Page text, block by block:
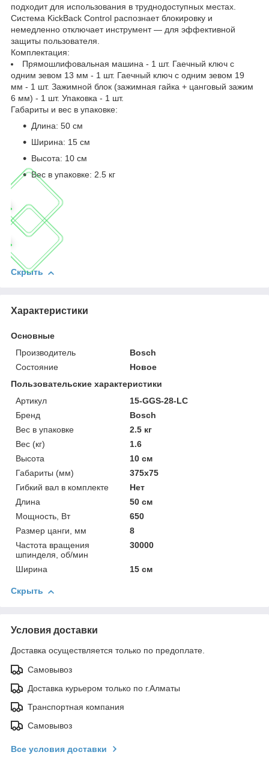
подходит для использования в труднодоступных местах.
Система KickBack Control распознает блокировку и
немедленно отключает инструмент — для эффективной
защиты пользователя.
Комплектация:
Прямошлифовальная машина - 1 шт. Гаечный ключ с
одним зевом 13 мм - 1 шт. Гаечный ключ с одним зевом 19
мм - 1 шт. Зажимной блок (зажимная гайка + цанговый зажим
6 мм) - 1 шт. Упаковка - 1 шт.
Габариты и вес в упаковке:
Длина: 50 см
Ширина: 15 см
Высота: 10 см
Вес в упаковке: 2.5 кг
Скрыть
Характеристики
Основные
Производитель
Bosch
Состояние
Новое
Пользовательские характеристики
Артикул
15-GGS-28-LC
Бренд
Bosch
Вес в упаковке
2.5 кг
Вес (кг)
1.6
Высота
10 см
Габариты (мм)
375х75
Гибкий вал в комплекте
Нет
Длина
50 см
Мощность, Вт
650
Размер цанги, мм
8
Частота вращения
шпинделя, об/мин
30000
Ширина 15 см
Скрыть
Условия доставки
Доставка осуществляется только по предоплате.
Самовывоз
Доставка курьером только по г.Алматы
Транспортная компания
Самовывоз
Все условия доставки